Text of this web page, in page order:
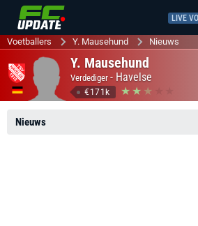
LIVE
Voetballers Y. Mausehund Nieuws
Y. Mausehund
Verdediger - Havelse
€171k
Nieuws